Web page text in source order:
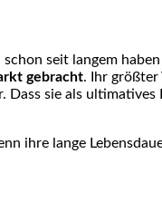
seit langem
gebracht. Ihr
Dass sie als
ihre lange